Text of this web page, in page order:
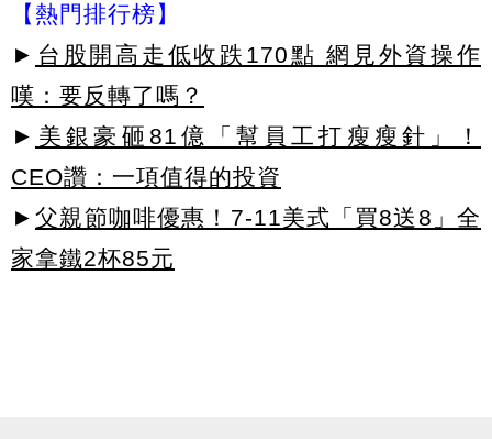
【熱門排行榜】
► 台股開高走低收跌170點 網見外資操作
嘆：要反轉了嗎？
► 美銀豪砸81億「幫員工打瘦瘦針」！
CEO讚：一項值得的投資
► 父親節咖啡優惠！7-11美式「買8送8」全
家拿鐵2杯85元